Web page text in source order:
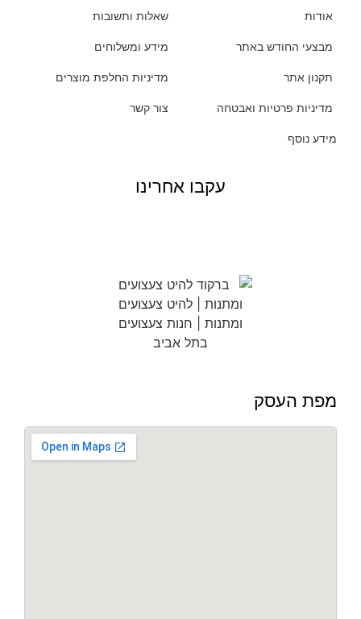
אודות
מבצעי החודש באתר
תקנון אתר
מדיניות פרטיות ואבטחה
מידע נוסף
שאלות ותשובות
מידע ומשלוחים
מדיניות החלפת מוצרים
צור קשר
עקבו אחרינו
מפת העסק